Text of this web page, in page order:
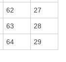
62 27
63 28
64 29